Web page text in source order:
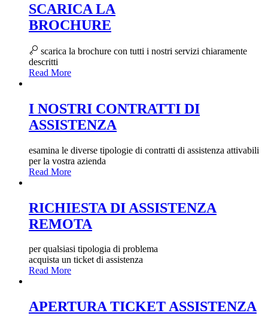
SCARICA LA
BROCHURE
scarica la brochure con tutti i nostri servizi chiaramente
descritti
Read More
I NOSTRI CONTRATTI DI
ASSISTENZA
esamina le diverse tipologie di contratti di assistenza attivabili
per la vostra azienda
Read More
RICHIESTA DI ASSISTENZA
REMOTA
per qualsiasi tipologia di problema
acquista un ticket di assistenza
Read More
APERTURA TICKET ASSISTENZA